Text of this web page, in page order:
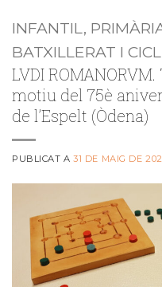
INFANTIL,
BATXILLERAT I
LVDI
motiu del 75è
de l’Espelt (Òdena)
PUBLICAT A31 DE MAIG DE